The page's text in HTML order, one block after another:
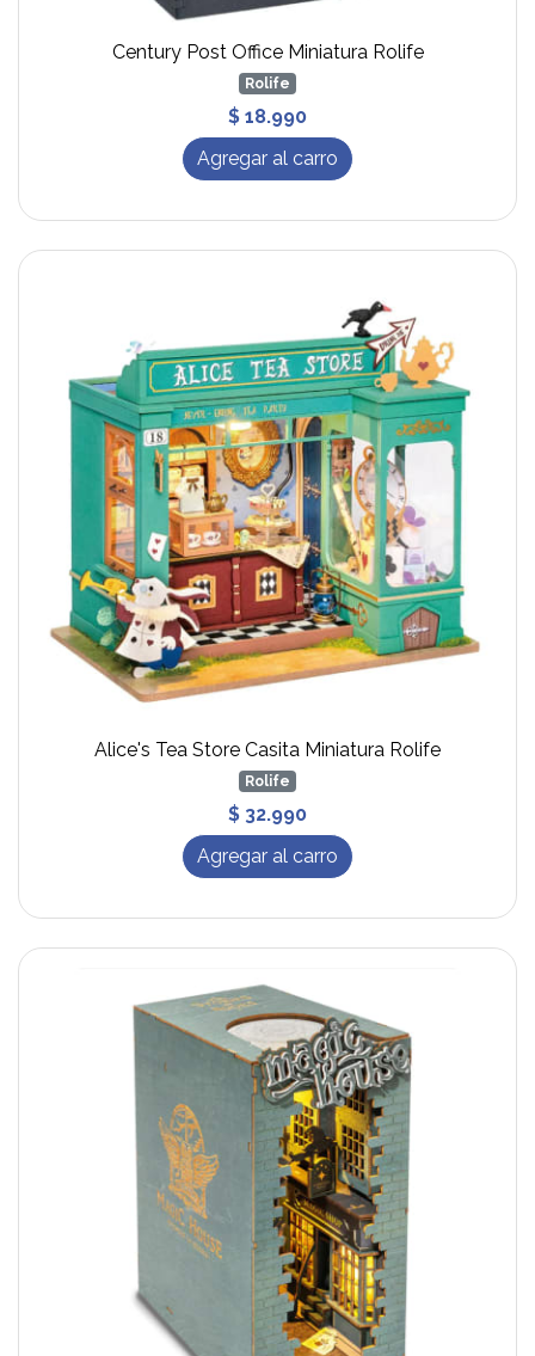
Century Post Office Miniatura Rolife
Rolife
$ 18.990
Agregar al carro
Alice's Tea Store Casita Miniatura Rolife
Rolife
$ 32.990
Agregar al carro